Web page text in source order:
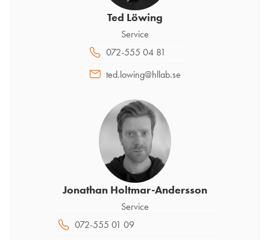
Ted Löwing
Service
072-555 04 81
ted.lowing@hllab.se
Jonathan Holtmar-Andersson
Service
072-555 01 09